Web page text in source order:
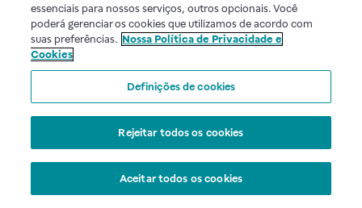
essenciais para nossos serviços, outros opcionais. Você
poderá gerenciar os cookies que utilizamos de acordo com
suas preferências. Nossa Política de Privacidade e
Cookies
Definições de cookies
Rejeitar todos os cookies
Aceitar todos os cookies